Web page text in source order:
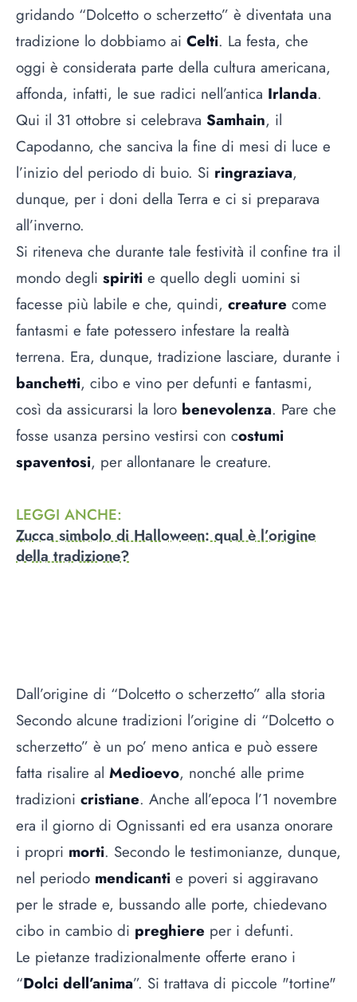
gridando “Dolcetto o scherzetto” è diventata una
tradizione lo dobbiamo ai Celti. La festa, che
oggi è considerata parte della cultura americana,
affonda, infatti, le sue radici nell’antica Irlanda.
Qui il 31 ottobre si celebrava Samhain, il
Capodanno, che sanciva la fine di mesi di luce e
l’inizio del periodo di buio. Si ringraziava,
dunque, per i doni della Terra e ci si preparava
all’inverno.
Si riteneva che durante tale festività il confine tra il
mondo degli spiriti e quello degli uomini si
facesse più labile e che, quindi, creature come
fantasmi e fate potessero infestare la realtà
terrena. Era, dunque, tradizione lasciare, durante i
banchetti, cibo e vino per defunti e fantasmi,
così da assicurarsi la loro benevolenza. Pare che
fosse usanza persino vestirsi con costumi
spaventosi, per allontanare le creature.
LEGGI ANCHE:
Zucca simbolo di Halloween: qual è l’origine
della tradizione?
Dall’origine di “Dolcetto o scherzetto” alla storia
Secondo alcune tradizioni l’origine di “Dolcetto o
scherzetto” è un po’ meno antica e può essere
fatta risalire al Medioevo, nonché alle prime
tradizioni cristiane. Anche all’epoca l’1 novembre
era il giorno di Ognissanti ed era usanza onorare
i propri morti. Secondo le testimonianze, dunque,
nel periodo mendicanti e poveri si aggiravano
per le strade e, bussando alle porte, chiedevano
cibo in cambio di preghiere per i defunti.
Le pietanze tradizionalmente offerte erano i
“Dolci dell’anima”. Si trattava di piccole "tortine"